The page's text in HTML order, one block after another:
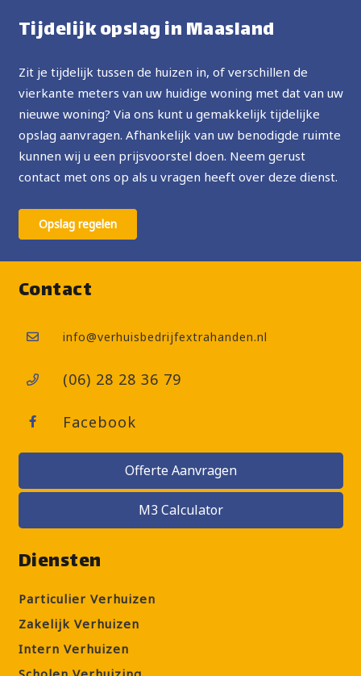
Tijdelijk opslag in Maasland
Zit je tijdelijk tussen de huizen in, of verschillen de
vierkante meters van uw huidige woning met dat van uw
nieuwe woning? Via ons kunt u gemakkelijk tijdelijke
opslag aanvragen. Afhankelijk van uw benodigde ruimte
kunnen wij u een prijsvoorstel doen. Neem gerust
contact met ons op als u vragen heeft over deze dienst.
Opslag regelen
Contact
info@verhuisbedrijfextrahanden.nl
(06) 28 28 36 79
Facebook
Offerte Aanvragen
M3 Calculator
Diensten
Particulier Verhuizen
Zakelijk Verhuizen
Intern Verhuizen